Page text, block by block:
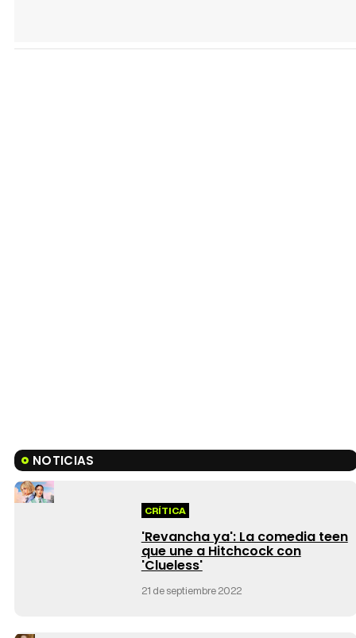
NOTICIAS
CRÍTICA
'Revancha ya': La comedia teen
que une a Hitchcock con
'Clueless'
21 de septiembre 2022